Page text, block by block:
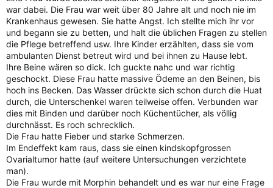
war dabei. Die Frau war weit über 80 Jahre alt und noch nie im
Krankenhaus gewesen. Sie hatte Angst. Ich stellte mich ihr vor
und begann sie zu betten, und halt die üblichen Fragen zu stellen
die Pflege betreffend usw. Ihre Kinder erzählten, dass sie vom
ambulanten Dienst betreut wird und bei ihnen zu Hause lebt.
Ihre Beine wären so dick. Ich guckte nahc und war richtig
geschockt. Diese Frau hatte massive Ödeme an den Beinen, bis
hoch ins Becken. Das Wasser drückte sich schon durch die Huat
durch, die Unterschenkel waren teilweise offen. Verbunden war
dies mit Binden und darüber noch Küchentücher, als völlig
durchnässt. Es roch schrecklich.
Die Frau hatte Fieber und starke Schmerzen.
Im Endeffekt kam raus, dass sie einen kindskopfgrossen
Ovarialtumor hatte (auf weitere Untersuchungen verzichtete
man).
Die Frau wurde mit Morphin behandelt und es war nur eine Frage